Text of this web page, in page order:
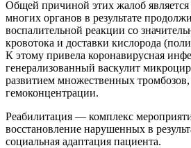
Общей причиной этих жалоб является
многих органов в результате
воспалительной реакции со
кровотока и доставки кислорода
К этому привела коронавирусная
генерализованный васкулит
развитием множественных
гемоконцентрации.
Реабилитация — комплекс
восстановление нарушенных в
социальная адаптация пациента.